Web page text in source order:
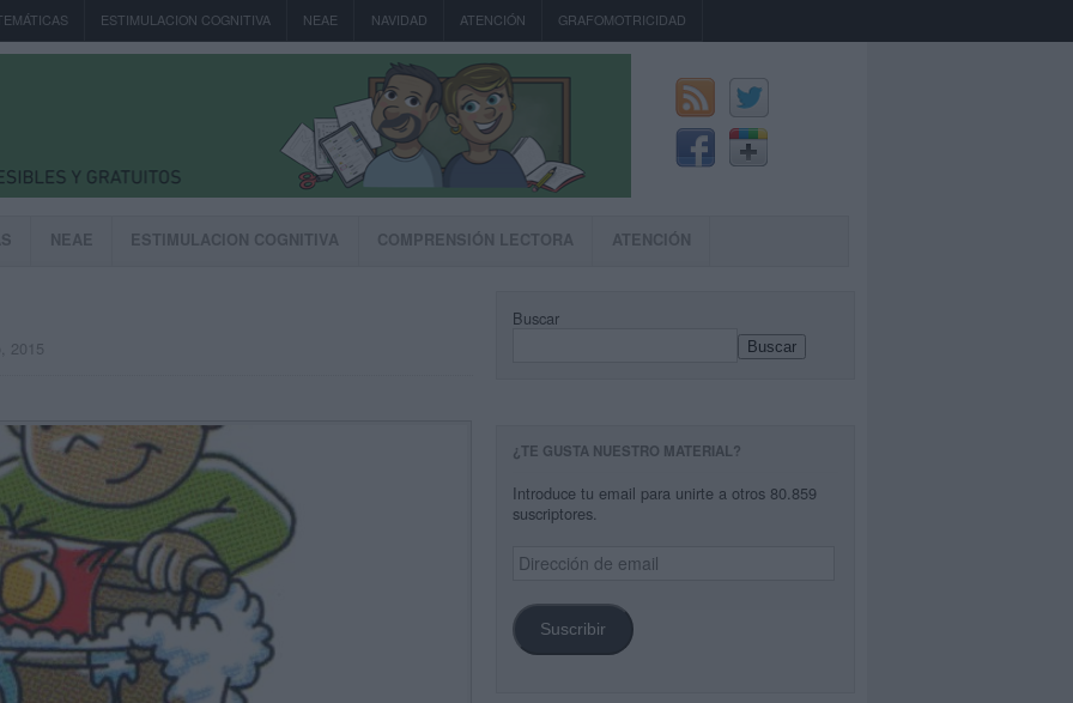
ESTIMULACION COGNITIVA NEAE NAVIDAD ATENCIÓN GRAFOMOTRICIDAD
NEAE ESTIMULACION COGNITIVA COMPRENSIÓN LECTORA ATENCIÓN
2015
Buscar
Buscar
¿TE GUSTA NUESTRO MATERIAL?
Introduce tu email para unirte a otros 80.859
suscriptores.
Dirección
de
Suscribir